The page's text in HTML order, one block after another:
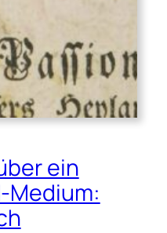
ein
Medium: